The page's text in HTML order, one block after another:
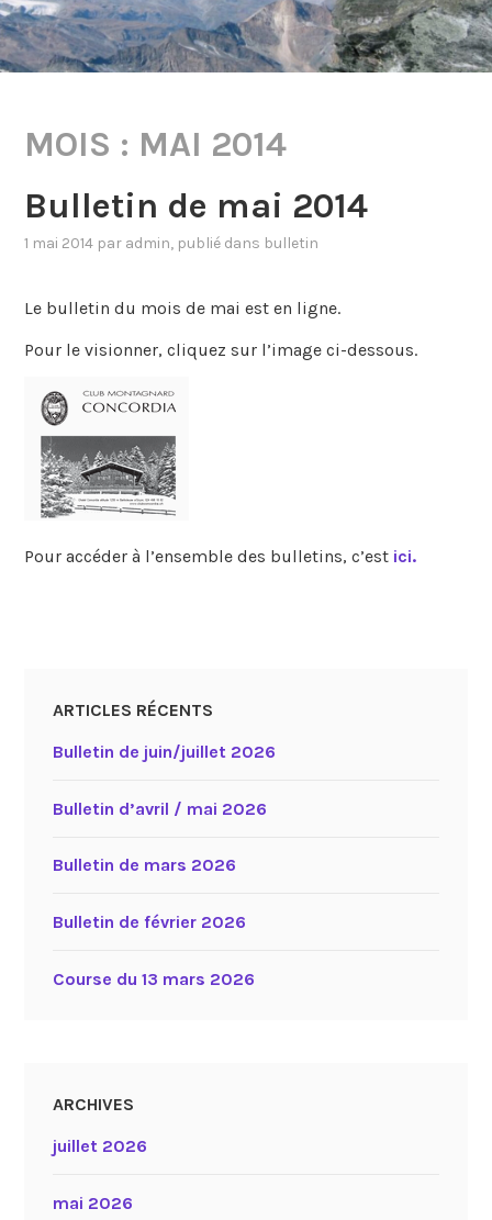
MOIS : MAI 2014
Bulletin de mai 2014
1 mai 2014 par admin, publié dans bulletin
Le bulletin du mois de mai est en ligne.
Pour le visionner, cliquez sur l’image ci-dessous.
Pour accéder à l’ensemble des bulletins, c’est ici.
ARTICLES RÉCENTS
Bulletin de juin/juillet 2026
Bulletin d’avril / mai 2026
Bulletin de mars 2026
Bulletin de février 2026
Course du 13 mars 2026
ARCHIVES
juillet 2026
mai 2026